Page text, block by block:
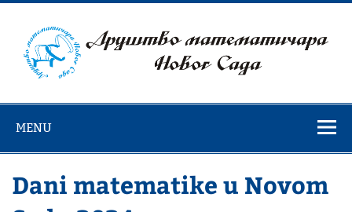
Skip
content
matematičara
Novog Sada
MENU
Dani matematike u Novom